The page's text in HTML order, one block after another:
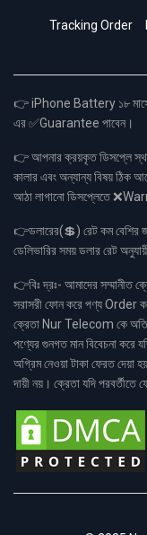
Tracking Order
👉 iPhone Battery ১৮
এর ✅Guarantee পাবেন।
👉 আপনার ক্রয়কৃত ডিসপ্লে
কালার এবং অন্যান্য বিষয় ঠিক
আঠা লাগানো ডিসপ্লেতে
👉ডলারের(💲) রেট কম বেশির
ডেলিভারির সময় ডলার রেট
👉বিঃ দ্রঃ- আমাদের
সরাসরী ফোন করে পণ্য Order
ক্রেতা Nur Telecom কে
পণ্যের গুনগত মান বিবেচনা করে
অগ্রিম নেওয়া টাকা ফেরত
দায়ী নয়। ক্রেতা যদি পরবর্তীতে